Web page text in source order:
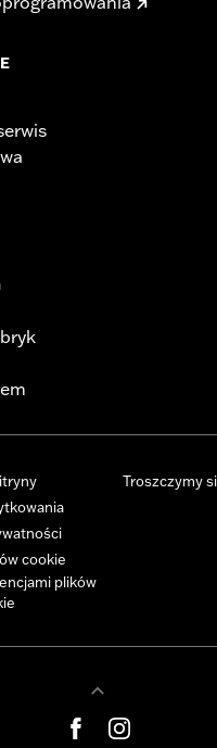
cookie
plików
Troszczymy